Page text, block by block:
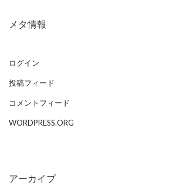
メタ情報
ログイン
投稿フィード
コメントフィード
WORDPRESS.ORG
アーカイブ